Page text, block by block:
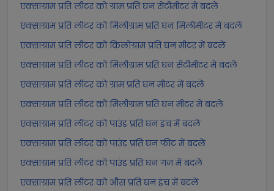
एक्साग्राम प्रति लीटर को ग्राम प्रति घन सेंटीमीटर में बदलें
एक्साग्राम प्रति लीटर को मिलीग्राम प्रति घन मिलीमीटर में बदलें
एक्साग्राम प्रति लीटर को किलोग्राम प्रति घन मीटर में बदलें
एक्साग्राम प्रति लीटर को मिलीग्राम प्रति घन सेंटीमीटर में बदलें
एक्साग्राम प्रति लीटर को ग्राम प्रति घन मीटर में बदलें
एक्साग्राम प्रति लीटर को मिलीग्राम प्रति घन मीटर में बदलें
एक्साग्राम प्रति लीटर को पाउंड प्रति घन इंच में बदलें
एक्साग्राम प्रति लीटर को पाउंड प्रति घन फीट में बदलें
एक्साग्राम प्रति लीटर को पाउंड प्रति घन गज में बदलें
एक्साग्राम प्रति लीटर को औंस प्रति घन इंच में बदलें